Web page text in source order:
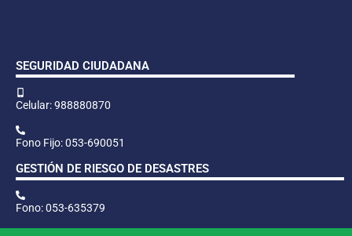
SEGURIDAD CIUDADANA
Celular: 988880870
Fono Fijo: 053-690051
GESTIÓN DE RIESGO DE DESASTRES
Fono: 053-635379